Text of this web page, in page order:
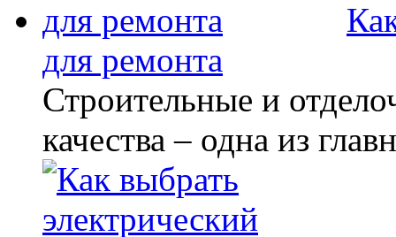
для ремонта
Строительные и
качества – одна из